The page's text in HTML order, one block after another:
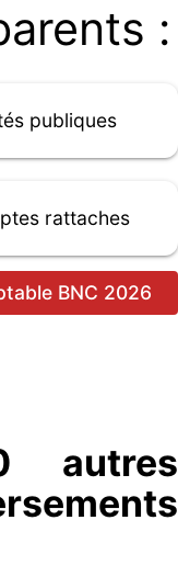
:
publiques
rattaches
BNC 2026
autres